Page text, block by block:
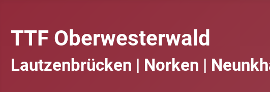
TTF Oberwesterwald
Lautzenbrücken | Norken |